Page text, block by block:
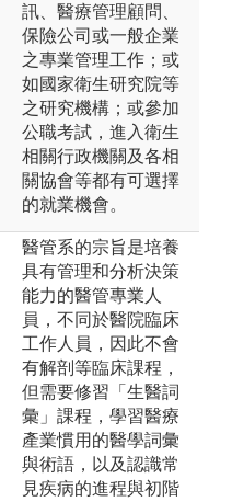
訊、醫療管理顧問、
保險公司或一般企業
之專業管理工作；或
如國家衛生研究院等
之研究機構；或參加
公職考試，進入衛生
相關行政機關及各相
關協會等都有可選擇
的就業機會。
醫管系的宗旨是培養
具有管理和分析決策
能力的醫管專業人
員，不同於醫院臨床
工作人員，因此不會
有解剖等臨床課程，
但需要修習「生醫詞
彙」課程，學習醫療
產業慣用的醫學詞彙
與術語，以及認識常
見疾病的進程與初階